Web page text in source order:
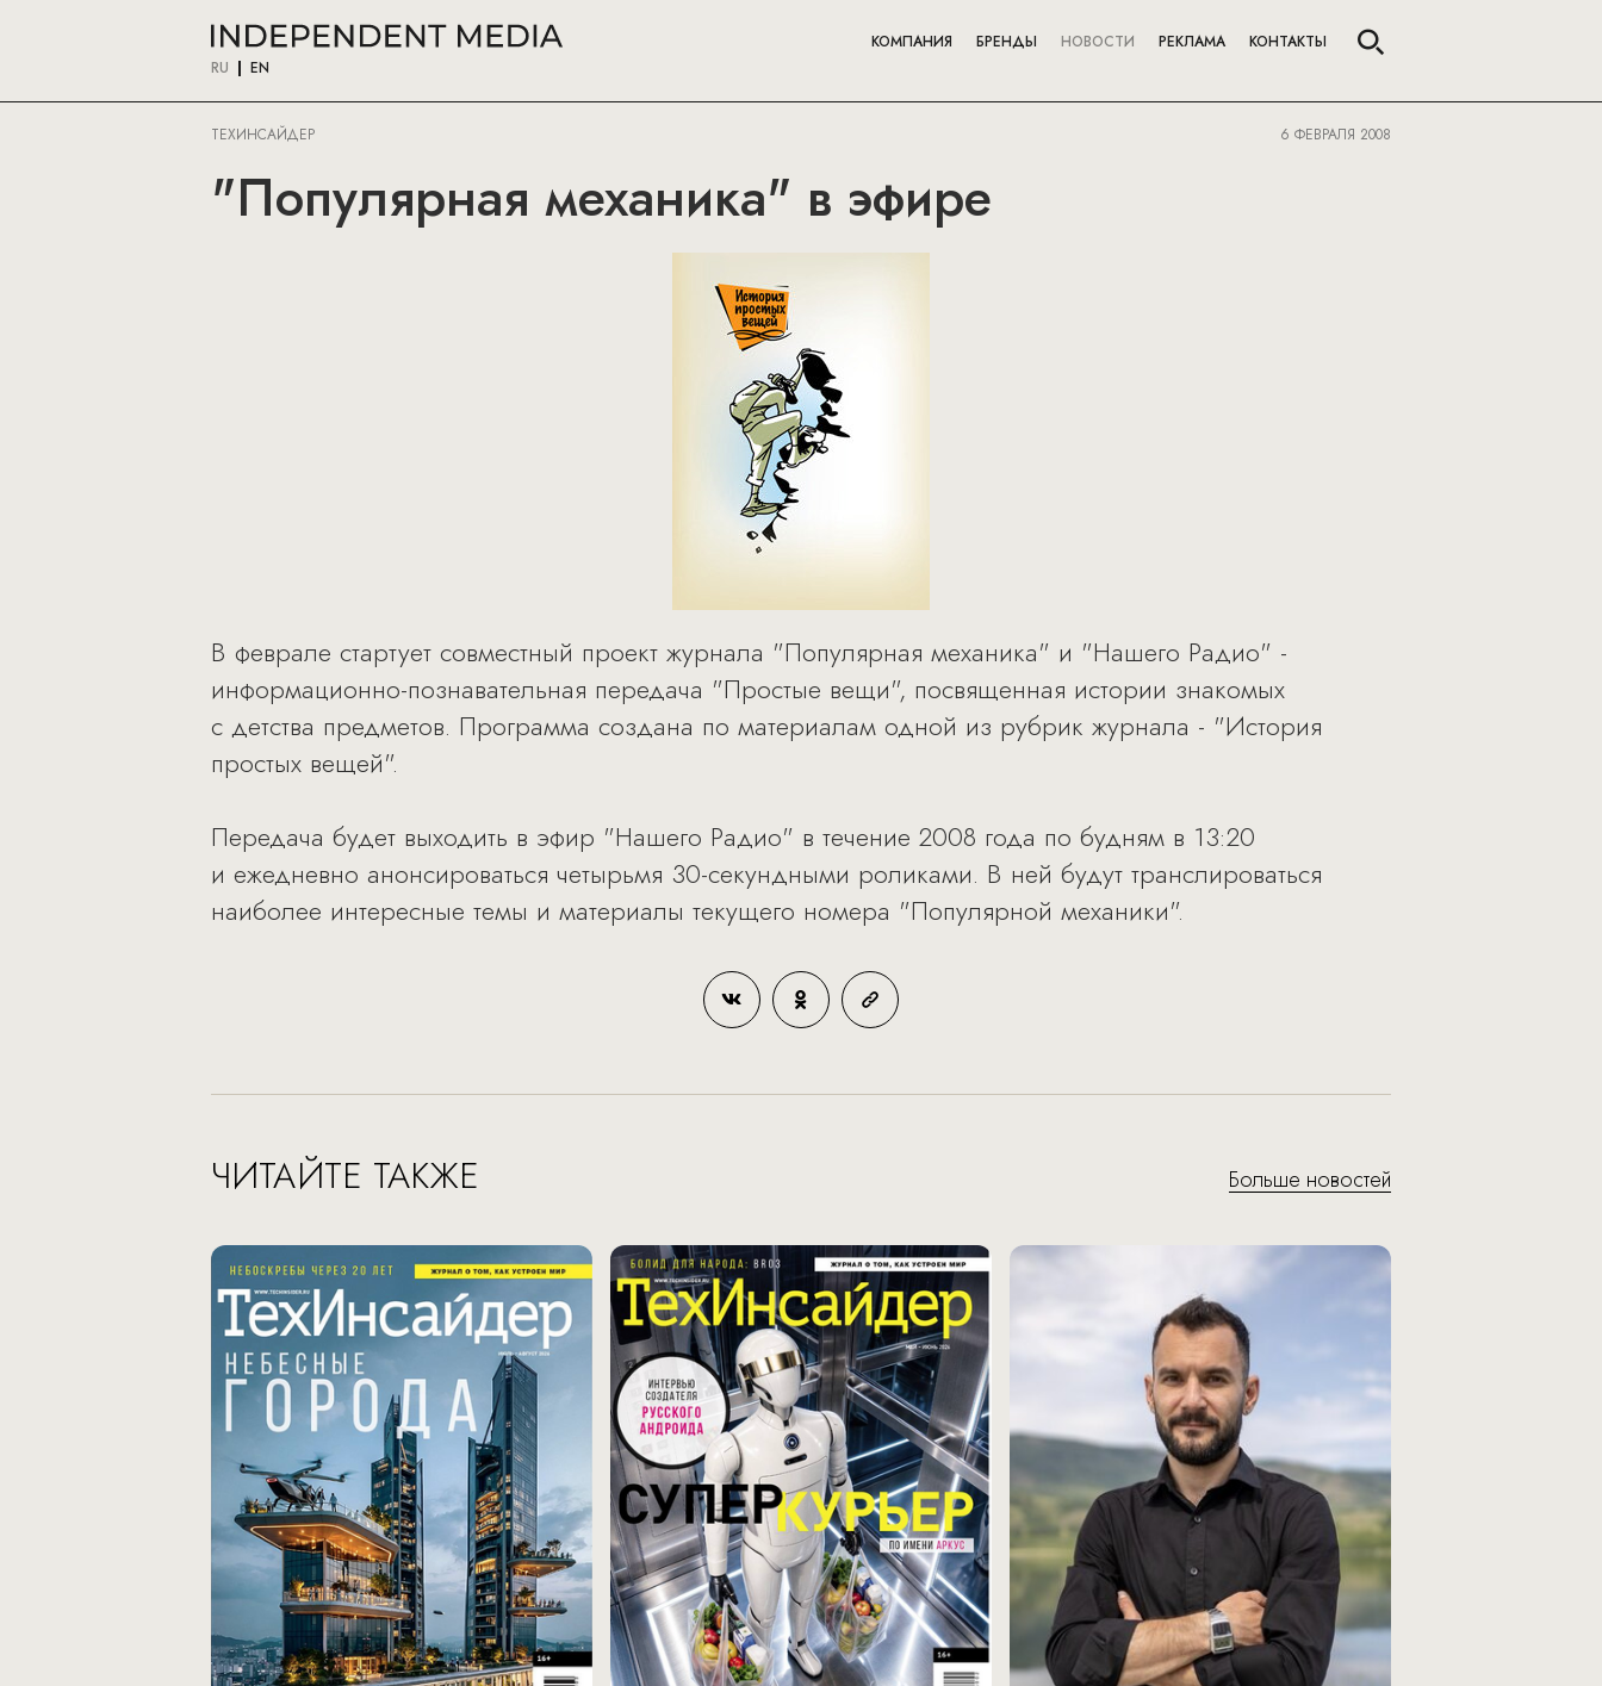
RU EN
КОМПАНИЯ БРЕНДЫ НОВОСТИ РЕКЛАМА КОНТАКТЫ
ТЕХИНСАЙДЕР 6 ФЕВРАЛЯ 2008
"Популярная механика" в эфире
В феврале стартует совместный проект журнала "Популярная механика" и "Нашего Радио" -
информационно-познавательная передача "Простые вещи", посвященная истории знакомых
с детства предметов. Программа создана по материалам одной из рубрик журнала - "История
простых вещей".
Передача будет выходить в эфир "Нашего Радио" в течение 2008 года по будням в 13:20
и ежедневно анонсироваться четырьмя 30-секундными роликами. В ней будут транслироваться
наиболее интересные темы и материалы текущего номера "Популярной механики".
ЧИТАЙТЕ ТАКЖЕ Больше новостей